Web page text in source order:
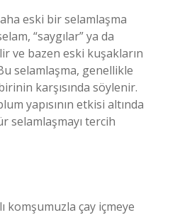
eski bir selamlaşma
“saygılar” ya da
ve bazen eski kuşakların
selamlaşma, genellikle
karşısında söylenir.
yapısının etkisi altında
selamlaşmayı tercih
komşumuzla çay içmeye